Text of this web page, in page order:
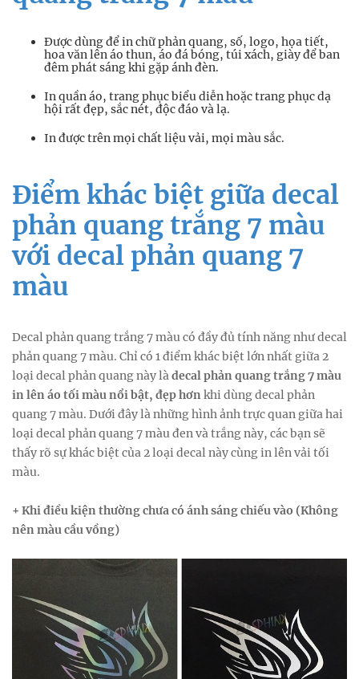
Được dùng để in chữ phản quang, số, logo, họa tiết,
hoa văn lên áo thun, áo đá bóng, túi xách, giày để ban
đêm phát sáng khi gặp ánh đèn.
In quần áo, trang phục biểu diễn hoặc trang phục dạ
hội rất đẹp, sắc nét, độc đáo và lạ.
In được trên mọi chất liệu vải, mọi màu sắc.
Điểm khác biệt giữa decal
phản quang trắng 7 màu
với decal phản quang 7
màu
Decal phản quang trắng 7 màu có đầy đủ tính năng như decal
phản quang 7 màu. Chỉ có 1 điểm khác biệt lớn nhất giữa 2
loại decal phản quang này là decal phản quang trắng 7 màu
in lên áo tối màu nổi bật, đẹp hơn khi dùng decal phản
quang 7 màu. Dưới đây là những hình ảnh trực quan giữa hai
loại decal phản quang 7 màu đen và trắng này, các bạn sẽ
thấy rõ sự khác biệt của 2 loại decal này cùng in lên vải tối
màu.
+ Khi điều kiện thường chưa có ánh sáng chiếu vào (Không
nên màu cầu vồng)